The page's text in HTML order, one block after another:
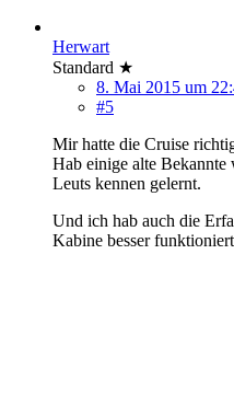
Herwart
Standard ★
8. Mai 2015 um
#5
Mir hatte die Cruise
Hab einige alte Bekannte
Leuts kennen gelernt.
Und ich hab auch die
Kabine besser